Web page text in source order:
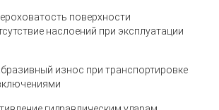
поверхности
наслоений при эксплуатации
износ при транспортировке